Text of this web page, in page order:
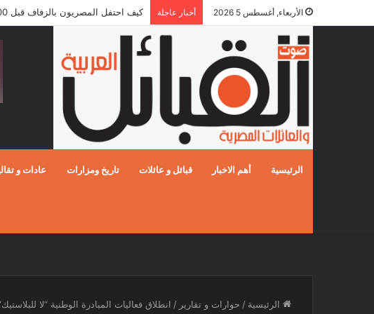
الأربعاء, أغسطس 5 2026 أخبار عاجلة كيف احتفل المصريون بالزفاف قبل 700 عام؟
الرئيسية أهم الاخبار قبائل و عائلات تاريخ ومزارات عادات و
الرئيسية / حوارات و تقارير / انطلاق فعاليات المبادرة الوطنية “لا